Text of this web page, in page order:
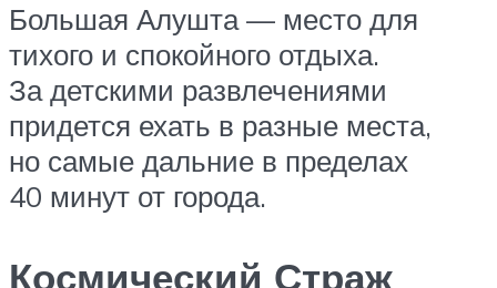
Большая Алушта — место для
тихого и спокойного отдыха.
За детскими развлечениями
придется ехать в разные места,
но самые дальние в пределах
40 минут от города.
Космический Страж